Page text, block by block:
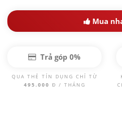
Mua
Trả góp 0%
QUA THẺ TÍN DỤNG CHỈ TỪ
495.000 Đ / THÁNG